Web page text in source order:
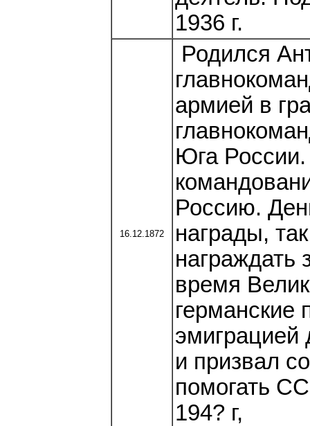
1936 г.
16.12.1872
Родился
армией в
Юга
Россию.
награды,
награждать
время
германские
эмиграцией
и призвал
помогать
194? г,